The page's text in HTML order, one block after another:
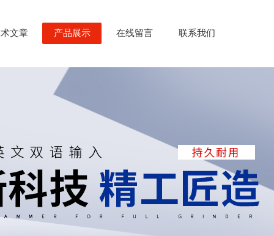
文章 产品展示 在线留言 联系我们